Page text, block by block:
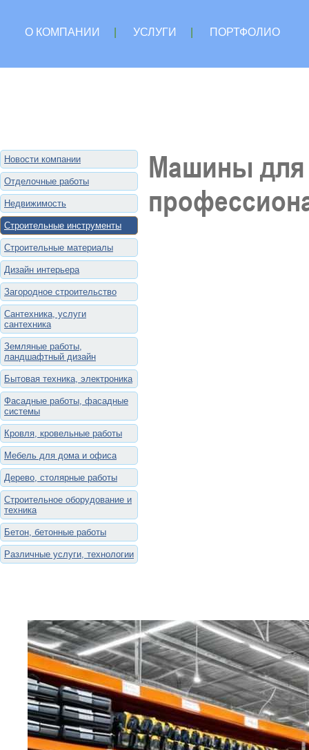
О КОМПАНИИ УСЛУГИ
ПОРТФОЛИО
Новости компании
Отделочные работы
Недвижимость
Строительные инструменты
Строительные материалы
Дизайн интерьера
Загородное строительство
Сантехника, услуги
сантехника
Земляные работы,
ландшафтный дизайн
Бытовая техника, электроника
Фасадные работы, фасадные
системы
Кровля, кровельные работы
Мебель для дома и офиса
Дерево, столярные работы
Строительное оборудование и
техника
Бетон, бетонные работы
Различные услуги, технологии
Машины для